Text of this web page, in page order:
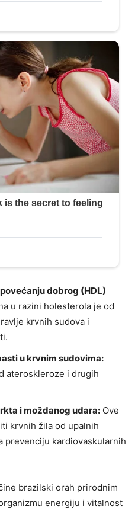
dobrog (HDL)
u razini holesterola je od
krvnih sudova i
u krvnim sudovima:
ateroskleroze i drugih
i moždanog udara: Ove
krvnih žila od upalnih
prevenciju kardiovaskularnih
brazilski orah prirodnim
energiju i vitalnost